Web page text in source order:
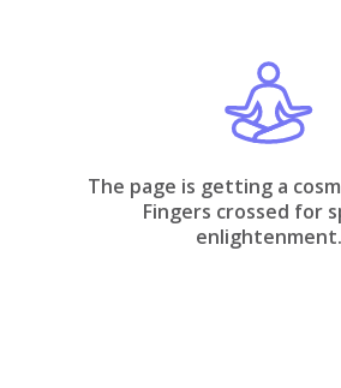
The page is getting a
Fingers crossed for
enlightenment.